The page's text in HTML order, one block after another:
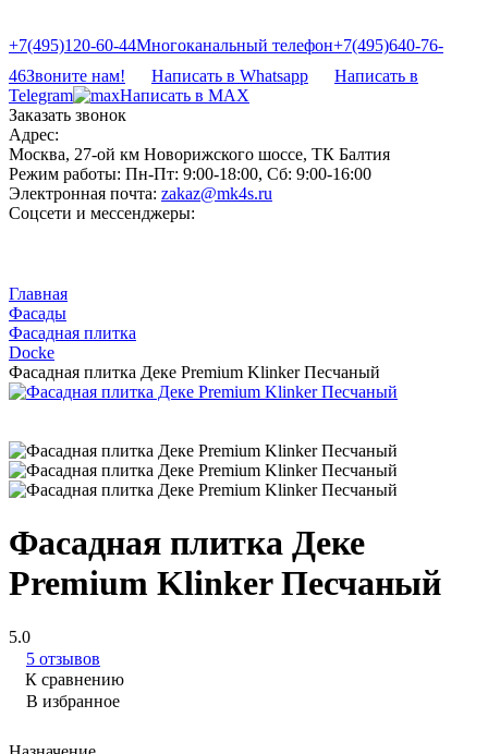
+7(495)120-60-44Многоканальный телефон+7(495)640-76-
46Звоните нам! Написать в Whatsapp
Написать в
Telegram
Написать в MAX
Заказать звонок
Адрес:
Москва, 27-ой км Новорижского шоссе, ТК Балтия
Режим работы: Пн-Пт: 9:00-18:00, Сб: 9:00-16:00
Электронная почта: zakaz@mk4s.ru
Соцсети и мессенджеры:
Главная
Фасады
Фасадная плитка
Docke
Фасадная плитка Деке Premium Klinker Песчаный
Фасадная плитка Деке
Premium Klinker Песчаный
5.0
5 отзывов
К сравнению
В избранное